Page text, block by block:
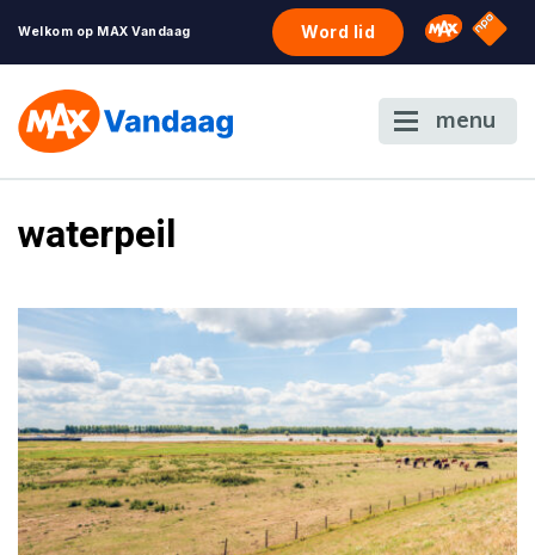
Welkom op MAX Vandaag Word lid Omroep
NPO
menu
waterpeil